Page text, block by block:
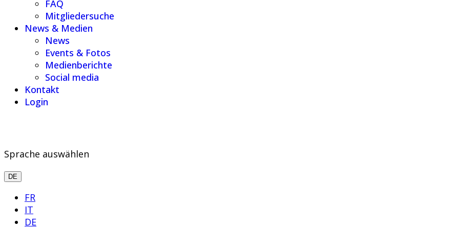
FAQ
Mitgliedersuche
News & Medien
News
Events & Fotos
Medienberichte
Social media
Kontakt
Login
Sprache auswählen
DE
FR
IT
DE